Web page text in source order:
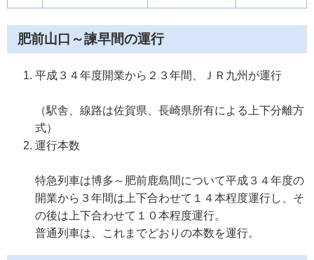
肥前山口～諫早間の運行
平成３４年度開業から２３年間、ＪＲ九州が運行
（駅舎、線路は佐賀県、長崎県所有による上下分離方
式）
運行本数
特急列車は博多～肥前鹿島間について平成３４年度の
開業から３年間は上下合わせて１４本程度運行し、そ
の後は上下合わせて１０本程度運行。
普通列車は、これまでどおりの本数を運行。